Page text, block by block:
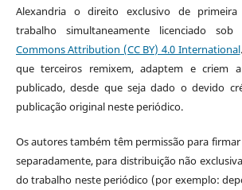
Alexandria o direito exclusivo de
trabalho simultaneamente licenciado
Commons Attribution (CC BY) 4.0 International
que terceiros remixem, adaptem e criem
publicado, desde que seja dado o devido
publicação original neste periódico.
Os autores também têm permissão para
separadamente, para distribuição não
do trabalho neste periódico (por exemplo: